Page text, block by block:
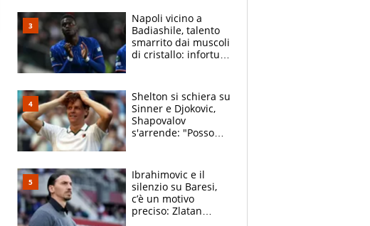
Napoli vicino a
Badiashile, talento
smarrito dai muscoli
di cristallo: infortuni
Shelton si schiera su
Sinner e Djokovic,
Shapovalov
s'arrende: "Posso
Ibrahimovic e il
silenzio su Baresi,
c’è un motivo
preciso: Zlatan